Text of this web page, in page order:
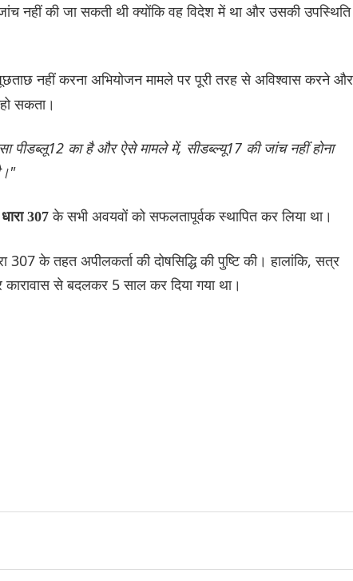
नहीं की जा सकती थी क्योंकि वह विदेश में था और उसकी उपस्थिति
नहीं करना अभियोजन मामले पर पूरी तरह से अविश्वास करने और
सकता।
पीडब्लू12 का है और ऐसे मामले में, सीडब्ल्यू17 की जांच नहीं होना
307के सभी अवयवों को सफलतापूर्वक स्थापित कर लिया था।
के तहत अपीलकर्ता की दोषसिद्धि की पुष्टि की। हालांकि, सत्र
कारावास से बदलकर 5 साल कर दिया गया था।